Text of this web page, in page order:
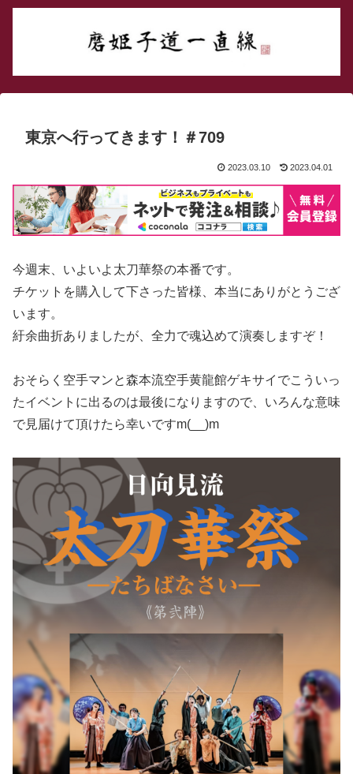
東京へ行ってきます！＃709
2023.03.10 2023.04.01
今週末、いよいよ太刀華祭の本番です。
チケットを購入して下さった皆様、本当にありがとうござ
います。
紆余曲折ありましたが、全力で魂込めて演奏しますぞ！
おそらく空手マンと森本流空手黄龍館ゲキサイでこういっ
たイベントに出るのは最後になりますので、いろんな意味
で見届けて頂けたら幸いですm(__)m